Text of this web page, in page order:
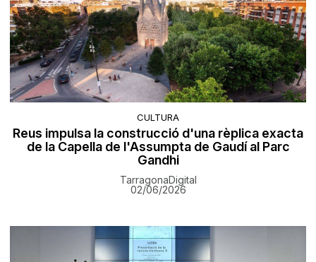
CULTURA
Reus impulsa la construcció d'una rèplica exacta
de la Capella de l'Assumpta de Gaudí al Parc
Gandhi
TarragonaDigital
02/06/2026